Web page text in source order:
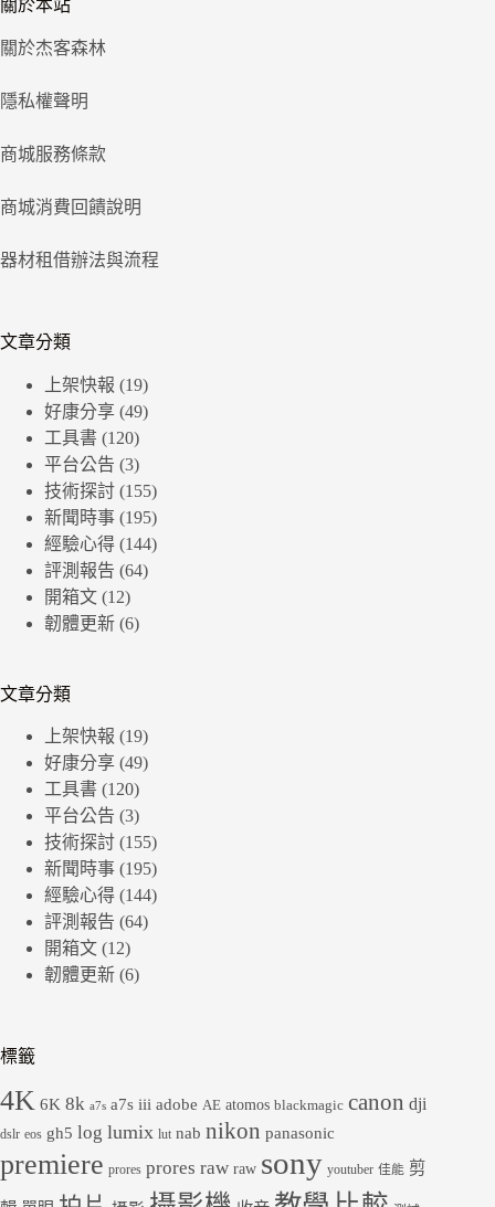
關於本站
關於杰客森林
隱私權聲明
商城服務條款
商城消費回饋說明
器材租借辦法與流程
文章分類
上架快報 (19)
好康分享 (49)
工具書 (120)
平台公告 (3)
技術探討 (155)
新聞時事 (195)
經驗心得 (144)
評測報告 (64)
開箱文 (12)
韌體更新 (6)
文章分類
上架快報 (19)
好康分享 (49)
工具書 (120)
平台公告 (3)
技術探討 (155)
新聞時事 (195)
經驗心得 (144)
評測報告 (64)
開箱文 (12)
韌體更新 (6)
標籤
4K 6K 8k a7s a7s iii adobe AE atomos blackmagic canon dji
dslr eos gh5 log lumix lut nab nikon panasonic
premiere prores prores raw raw sony youtuber 佳能 剪